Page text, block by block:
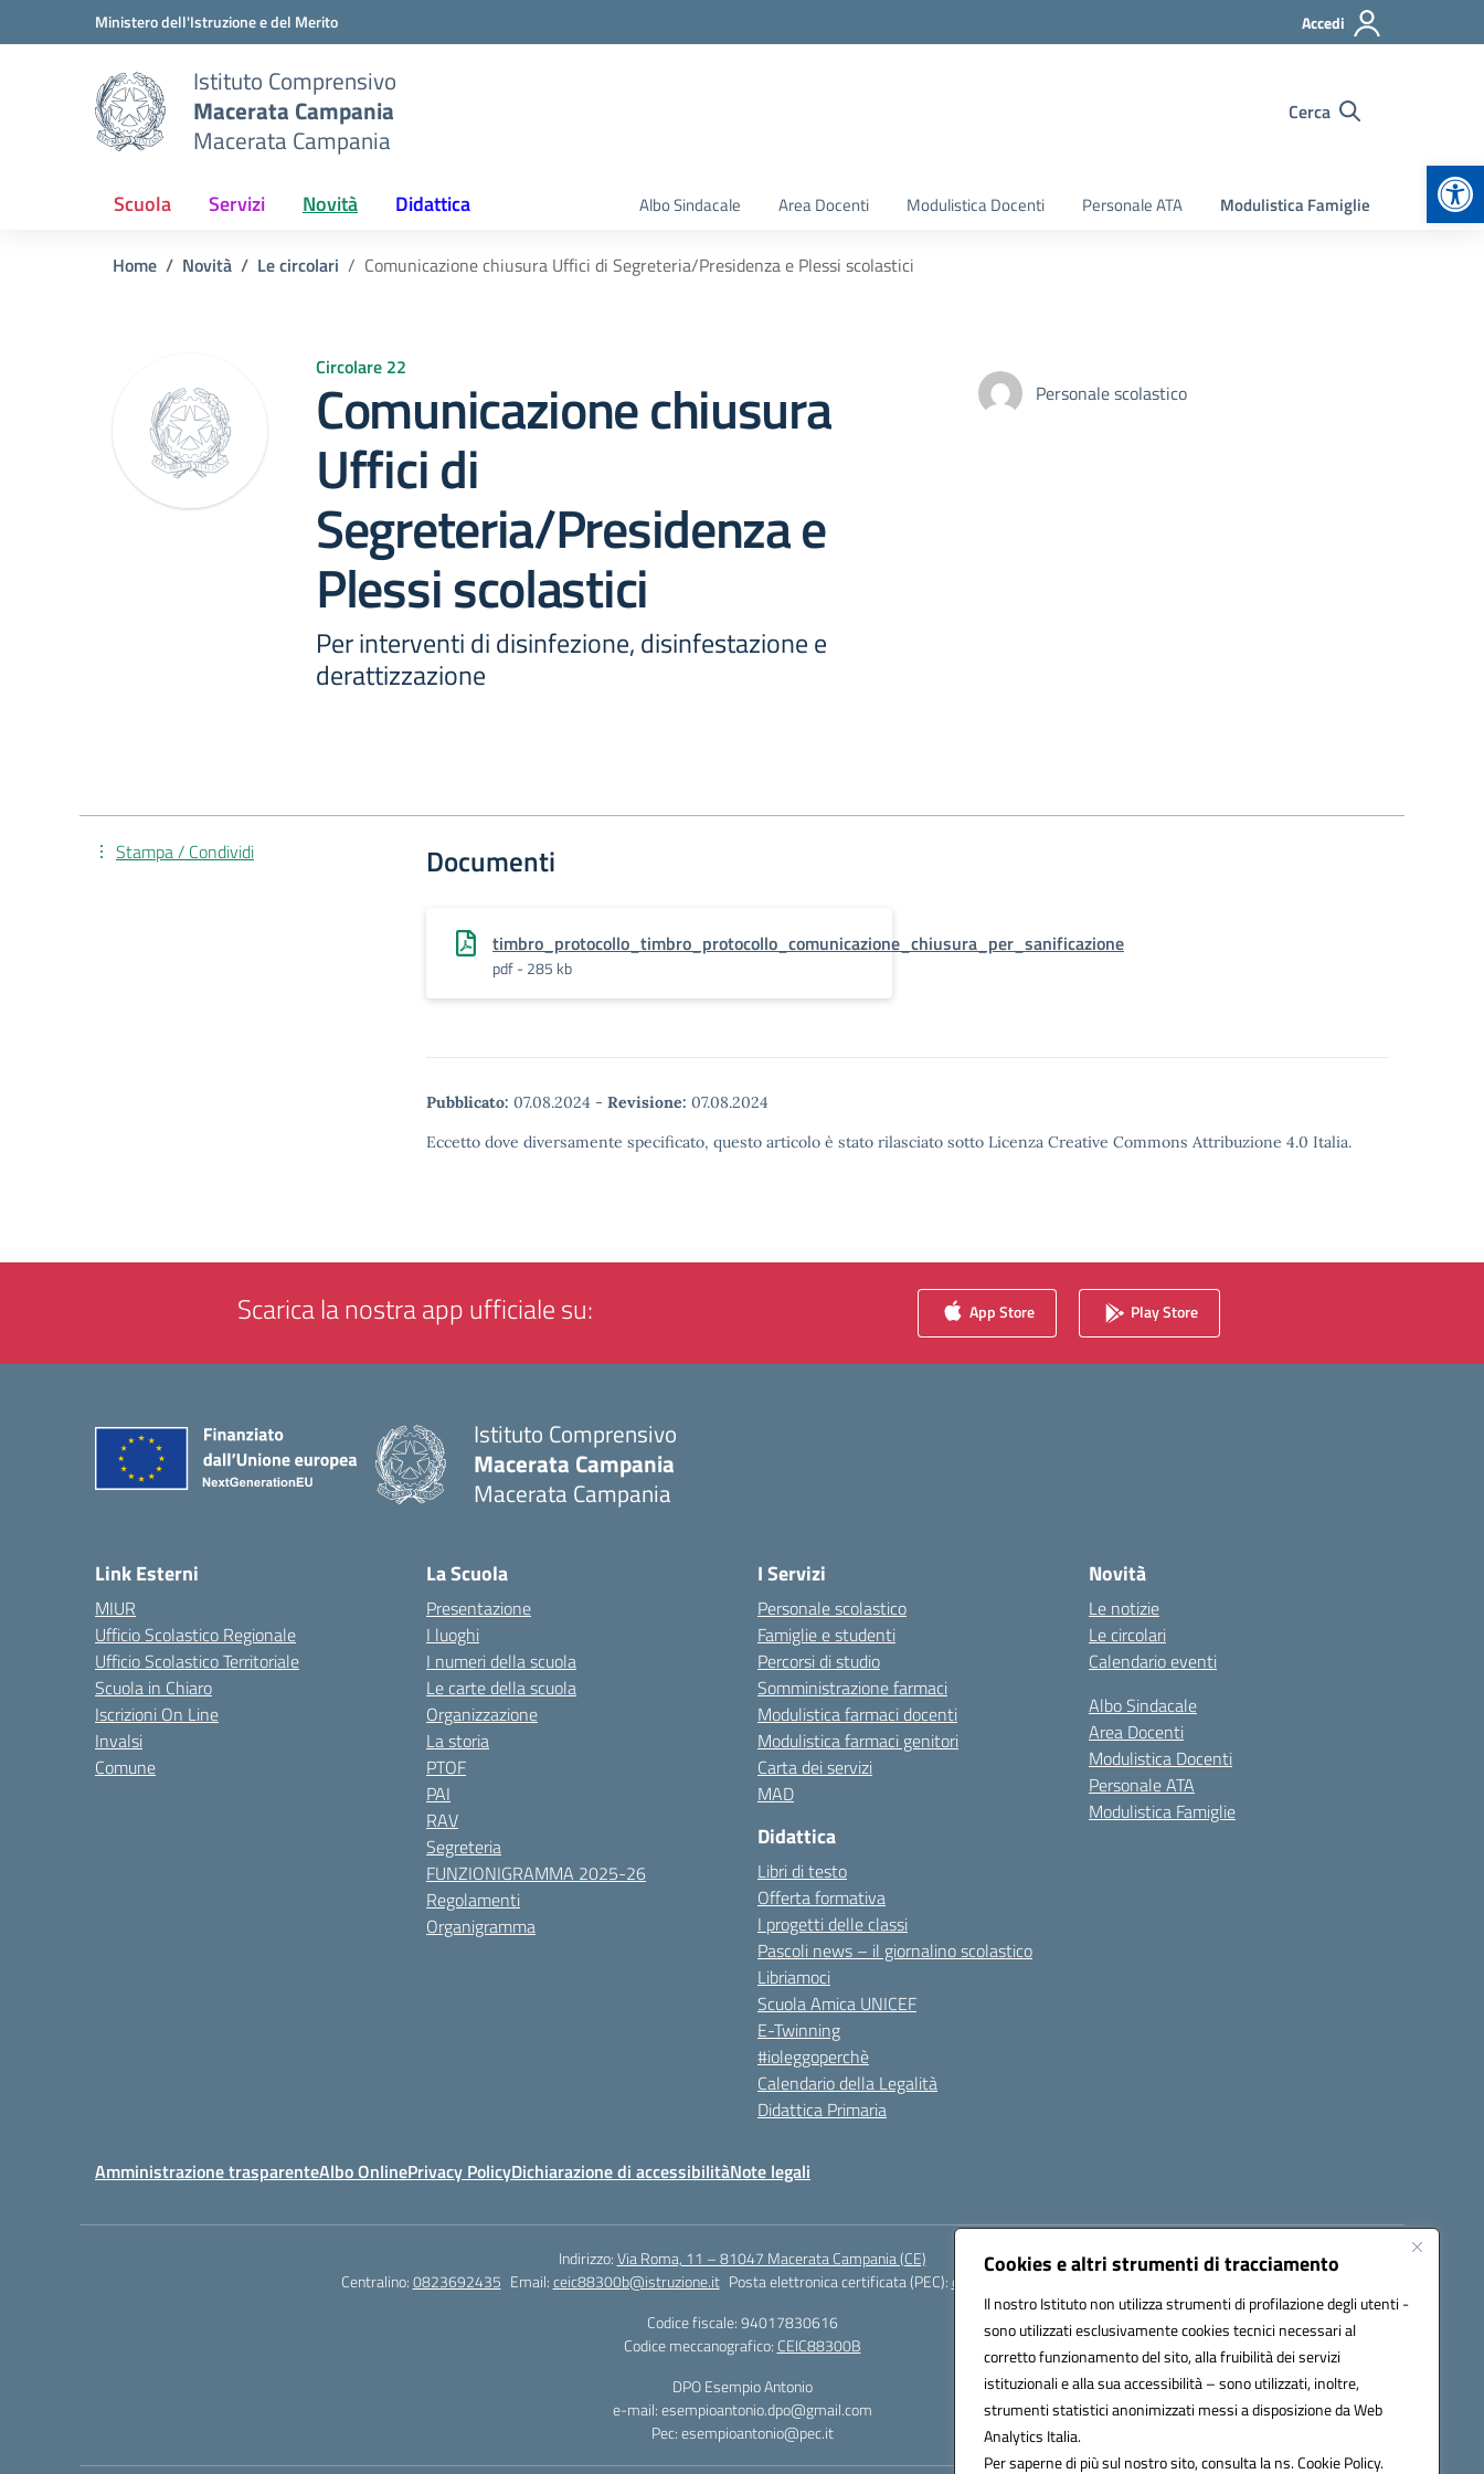
Cookies e altri strumenti di tracciamento
Il nostro Istituto non utilizza strumenti di profilazione degli utenti -
sono utilizzati esclusivamente cookies tecnici necessari al
corretto funzionamento del sito, alla fruibilità dei servizi
istituzionali e alla sua accessibilità – sono utilizzati, inoltre,
strumenti statistici anonimizzati messi a disposizione da Web
Analytics Italia.
Per saperne di più sul nostro sito, consulta la ns. Cookie Policy.
Vai ai contenuti
Vai al menu di navigazioneMinistero dell'Istruzione e del Merito Accedi
Istituto Comprensivo
Macerata Campania
Macerata Campania
Cerca
Scuola Servizi Novità Didattica Albo Sindacale Area Docenti Modulistica Docenti Personale ATA Modulistica Famiglie
Home Novità Le circolari Comunicazione chiusura Uffici di Segreteria/Presidenza e Plessi scolastici
Circolare 22
Comunicazione chiusura
Uffici di
Segreteria/Presidenza e
Plessi scolastici
Per interventi di disinfezione, disinfestazione e
derattizzazione
Personale scolastico
Documenti
timbro_protocollo_timbro_protocollo_comunicazione_chiusura_per_sanificazione
pdf - 285 kb
Pubblicato: 07.08.2024 - Revisione: 07.08.2024
Eccetto dove diversamente specificato, questo articolo è stato rilasciato sotto Licenza Creative Commons Attribuzione 4.0 Italia.
Stampa / Condividi
Scarica la nostra app ufficiale su: App Store Play Store
Istituto Comprensivo
Macerata Campania
Macerata Campania
Link Esterni
MIUR
Ufficio Scolastico Regionale
Ufficio Scolastico Territoriale
Scuola in Chiaro
Iscrizioni On Line
Invalsi
Comune
La Scuola
Presentazione
I luoghi
I numeri della scuola
Le carte della scuola
Organizzazione
La storia
PTOF
PAI
RAV
Segreteria
FUNZIONIGRAMMA 2025-26
Regolamenti
Organigramma
I Servizi
Personale scolastico
Famiglie e studenti
Percorsi di studio
Somministrazione farmaci
Modulistica farmaci docenti
Modulistica farmaci genitori
Carta dei servizi
MAD
Didattica
Libri di testo
Offerta formativa
I progetti delle classi
Pascoli news – il giornalino scolastico
Libriamoci
Scuola Amica UNICEF
E-Twinning
#ioleggoperchè
Calendario della Legalità
Didattica Primaria
Novità
Le notizie
Le circolari
Calendario eventi
Albo Sindacale
Area Docenti
Modulistica Docenti
Personale ATA
Modulistica Famiglie
Amministrazione trasparenteAlbo OnlinePrivacy PolicyDichiarazione di accessibilitàNote legali
Indirizzo:Via Roma, 11 – 81047 Macerata Campania (CE)
Centralino:0823692435 Email:ceic88300b@istruzione.it Posta elettronica certificata (PEC):ceic88300b@pec.istruzione.it
Codice fiscale: 94017830616
Codice meccanografico: CEIC88300B
DPO Esempio Antonio
e-mail: esempioantonio.dpo@gmail.com
Pec: esempioantonio@pec.it